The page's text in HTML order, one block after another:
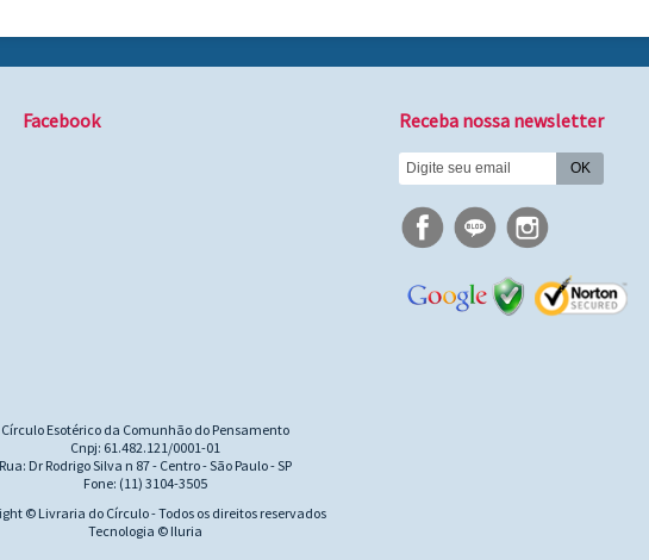
Facebook Receba nossa newsletter
Círculo Esotérico da Comunhão do Pensamento
Cnpj: 61.482.121/0001-01
Rua: Dr Rodrigo Silva n 87 - Centro - São Paulo - SP
Fone: (11) 3104-3505
© Livraria do Círculo - Todos os direitos reservados
Tecnologia © Iluria